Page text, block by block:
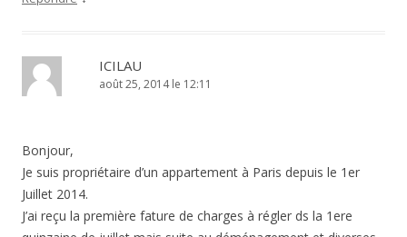
ICILAU
août 25, 2014 le 12:11
Bonjour,
Je suis propriétaire d’un appartement à Paris depuis le 1er
Juillet 2014.
J’ai reçu la première fature de charges à régler ds la 1ere